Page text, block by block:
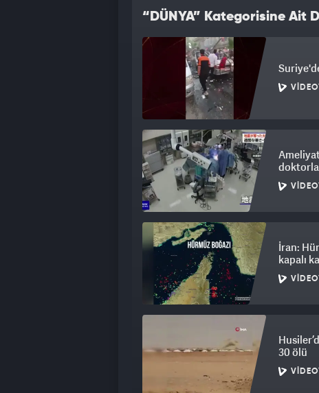
görünüyor?" ifadelerini kullandı.
“DÜNYA” Kategorisine Ait
İran:
kapalı
30 ölü